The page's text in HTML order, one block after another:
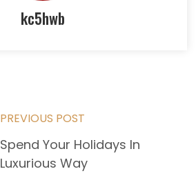
kc5hwb
PREVIOUS POST
Spend Your Holidays In
Luxurious Way